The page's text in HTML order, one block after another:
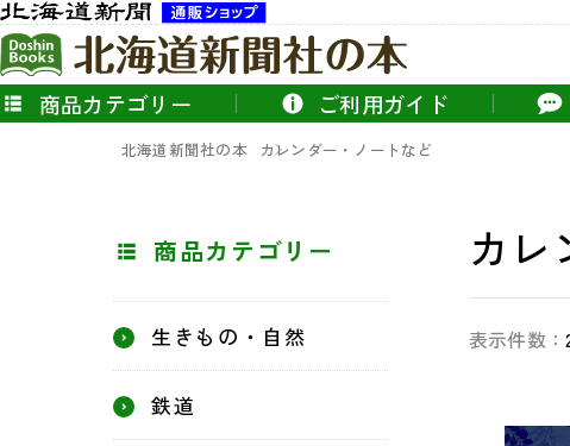
商品カテゴリー ご利用ガイド
北海道新聞社の本 カレンダー・ノートなど
商品カテゴリー
生きもの・自然
鉄道
カレ
表示件数：